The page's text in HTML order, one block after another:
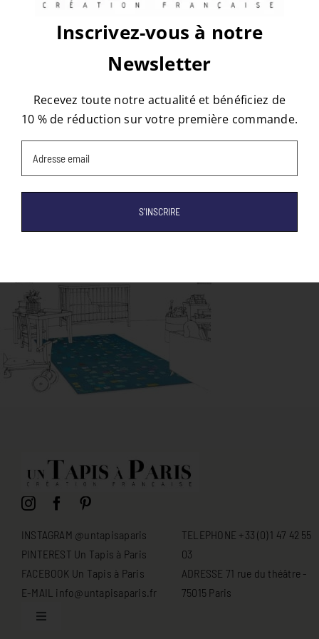
À propos de l'auteur :tapis
INSTAGRAM @untapisaparis
PINTEREST Un Tapis à Paris
FACEBOOK Un Tapis à Paris
E-MAIL info@untapisaparis.fr
TELEPHONE +33 (0) 1 47 42 55
03
ADRESSE 71 rue du théâtre -
75015 Paris
Toggle
Inscrivez-vous à notre
Newsletter
Recevez toute notre actualité et bénéficiez de
10 % de réduction sur votre première commande.